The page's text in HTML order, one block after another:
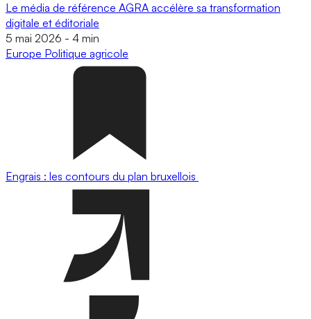
Le média de référence AGRA accélère sa transformation
digitale et éditoriale
5 mai 2026 - 4 min
Europe Politique agricole
Engrais : les contours du plan bruxellois